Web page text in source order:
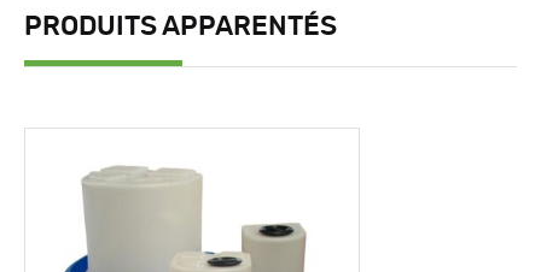
PRODUITS APPARENTÉS